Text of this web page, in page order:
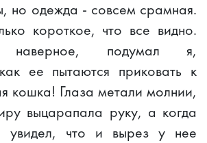
но одежда - совсем срамная.
короткое, что все видно.
наверное, подумал я,
ее пытаются приковать к
кошка! Глаза метали молнии,
выцарапала руку, а когда
увидел, что и вырез у нее